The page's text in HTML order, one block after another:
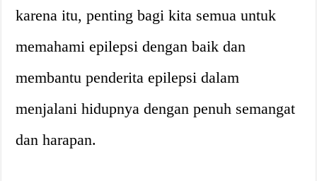
karena itu, penting bagi kita semua untuk
memahami epilepsi dengan baik dan
membantu penderita epilepsi dalam
menjalani hidupnya dengan penuh semangat
dan harapan.